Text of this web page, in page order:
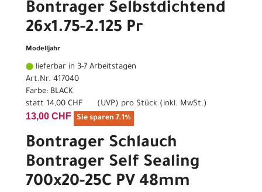
Bontrager Selbstdichtend
26x1.75-2.125 Pr
Modelljahr
lieferbar in 3-7 Arbeitstagen
Art.Nr. 417040
Farbe: BLACK
statt 14,00 CHF ( UVP) pro Stück (inkl. MwSt.)
13,00 CHF Sie sparen 7.1%
Bontrager Schlauch
Bontrager Self Sealing
700x20-25C PV 48mm